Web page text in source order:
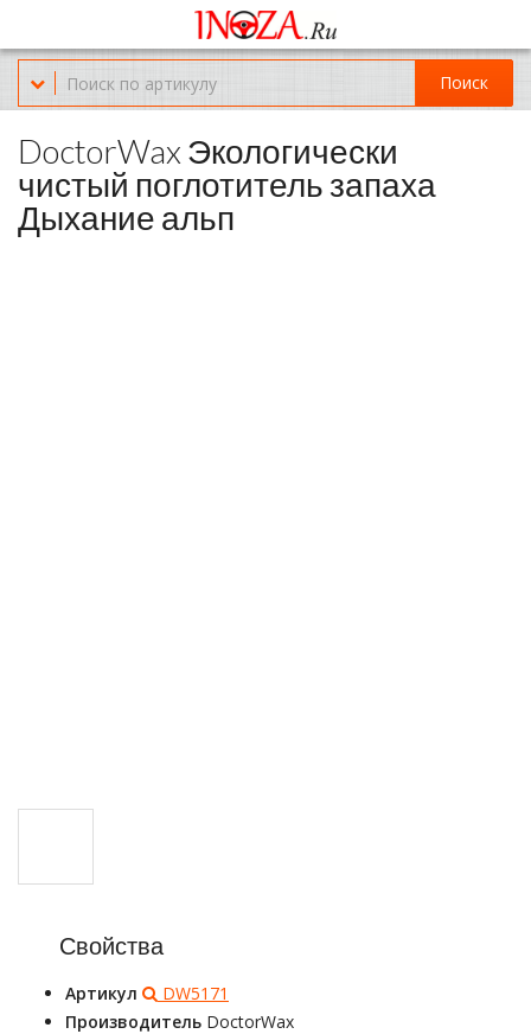
Офис обслуживания г.Краснодар (KRD) Куликова Поля 2 (магазин
Нож-мясо)
8-(967)-300-69-11
Поиск
DoctorWax Экологически
чистый поглотитель запаха
Дыхание альп
Свойства
Артикул
DW5171
Производитель DoctorWax